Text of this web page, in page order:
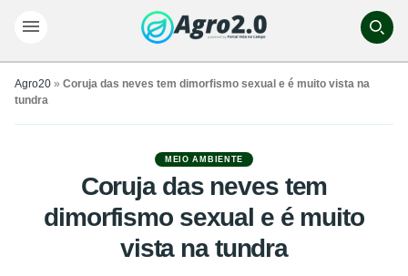
Agro20 » Coruja das neves tem dimorfismo sexual e é muito vista na
tundra
MEIO AMBIENTE
Coruja das neves tem
dimorfismo sexual e é muito
vista na tundra